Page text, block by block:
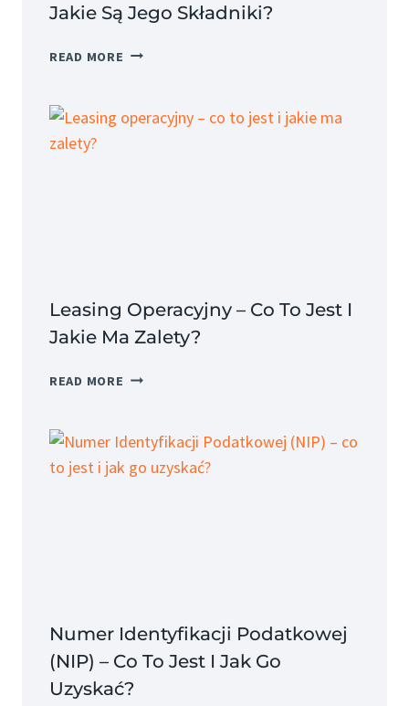
Jakie Są Jego Składniki?
READ MORE KOSZT
JAK
Leasing Operacyjny – Co To Jest I
Jakie Ma Zalety?
READ MORE LEASING
CO
JEST
Numer Identyfikacji Podatkowej
(NIP) – Co To Jest I Jak Go
Uzyskać?